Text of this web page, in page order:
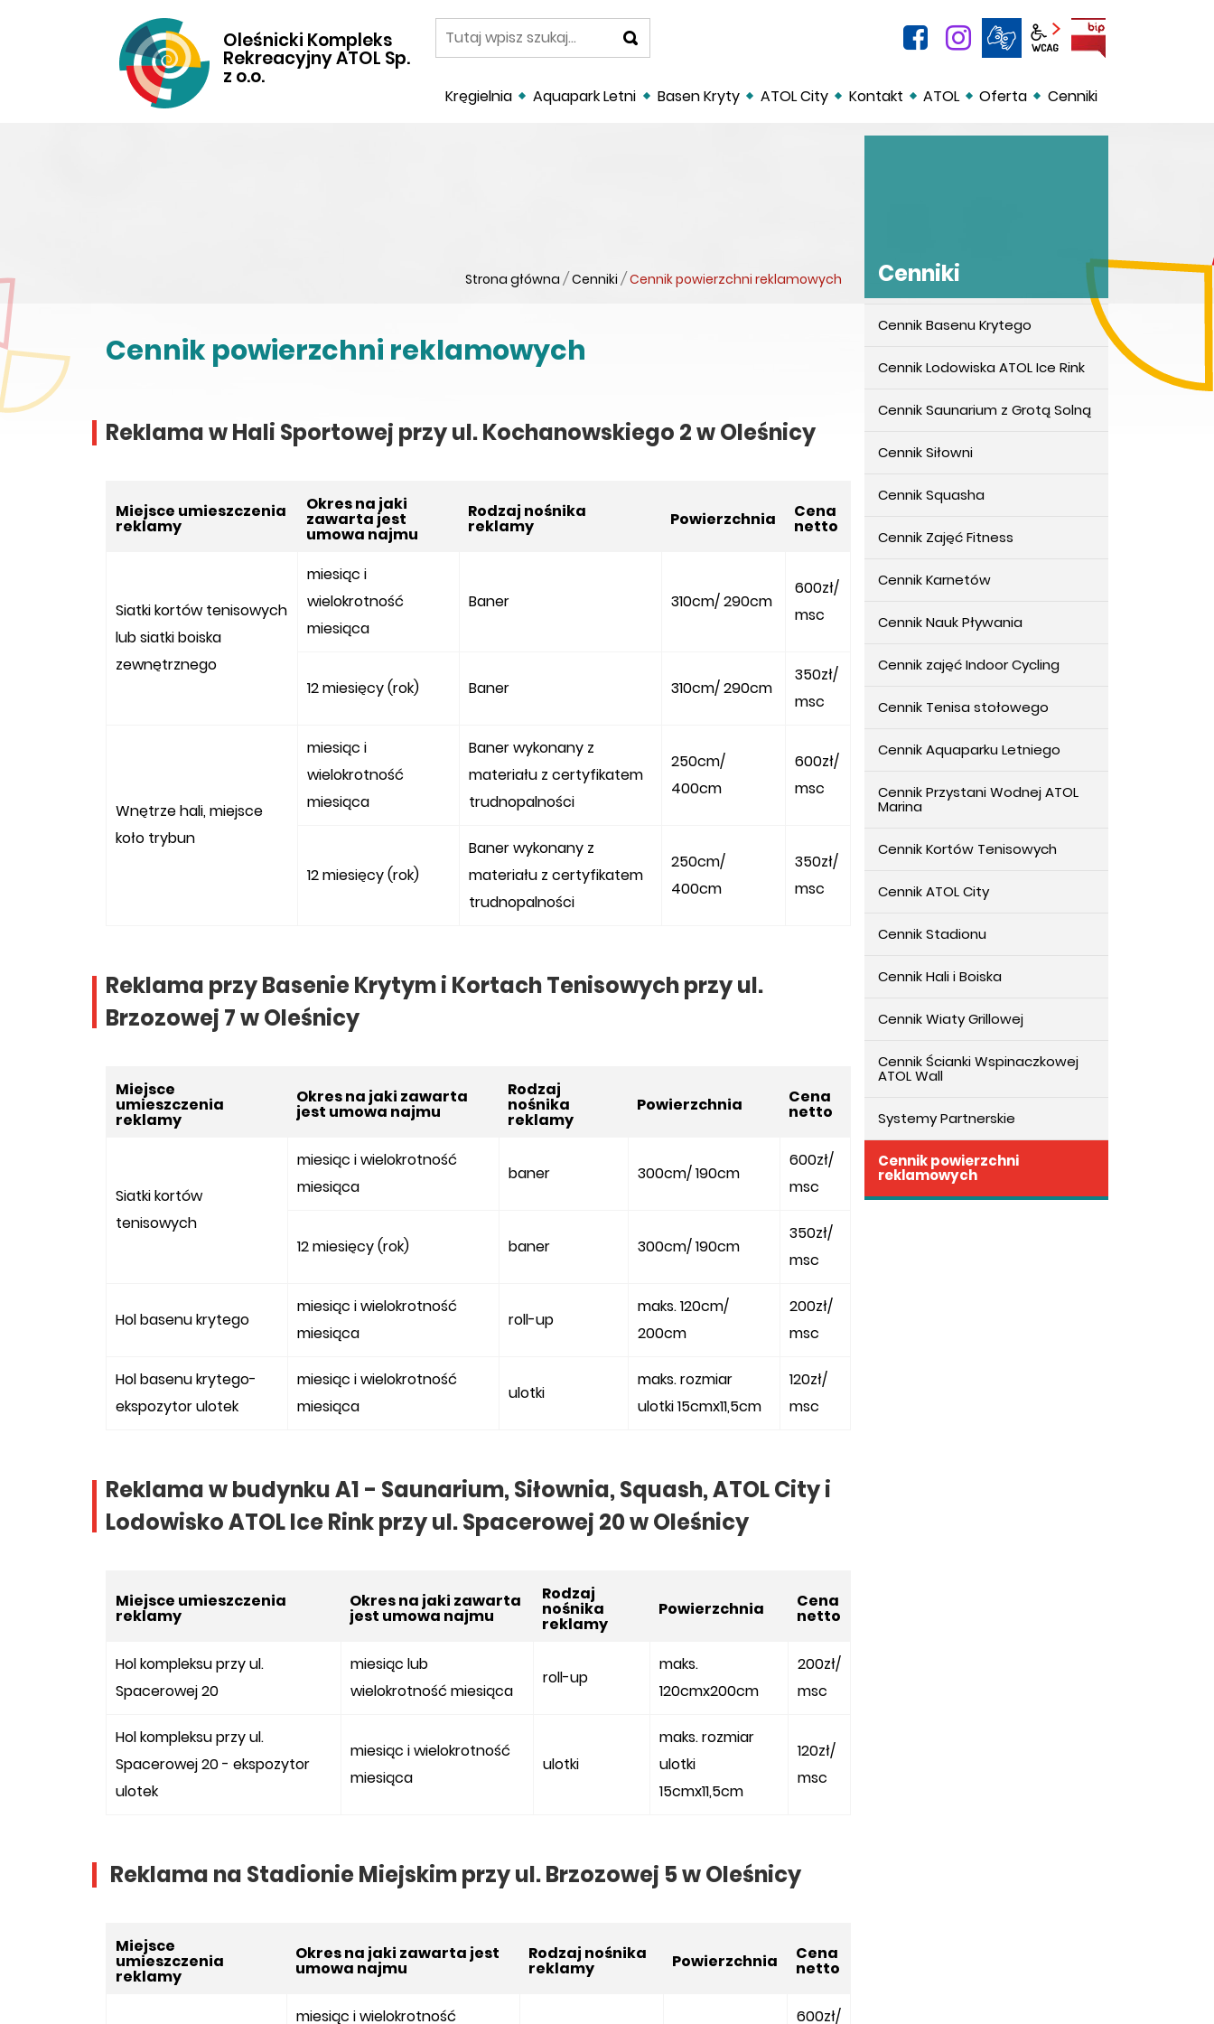
Oleśnicki Kompleks
Rekreacyjny ATOL Sp.
z o.o.
szukaj facebookinstagram
Panel wcag
Kręgielnia Aquapark Letni Basen Kryty ATOL City Kontakt ATOL Oferta Cenniki
Strona główna / Cenniki / Cennik powierzchni reklamowych Cenniki
Cennik powierzchni reklamowych
Reklama w Hali Sportowej przy ul. Kochanowskiego 2 w Oleśnicy
Miejsce umieszczenia
reklamy
Okres na jaki
zawarta jest
umowa najmu
Rodzaj nośnika
reklamy Powierzchnia Cena
netto
Siatki kortów tenisowych
lub siatki boiska
zewnętrznego
miesiąc i
wielokrotność
miesiąca
Baner 310cm/ 290cm
600zł/
msc
12 miesięcy (rok) Baner 310cm/ 290cm
350zł/
msc
Wnętrze hali, miejsce
koło trybun
miesiąc i
wielokrotność
miesiąca
Baner wykonany z
materiału z certyfikatem
trudnopalności
250cm/
400cm
600zł/
msc
12 miesięcy (rok)
Baner wykonany z
materiału z certyfikatem
trudnopalności
250cm/
400cm
350zł/
msc
Reklama przy Basenie Krytym i Kortach Tenisowych przy ul.
Brzozowej 7 w Oleśnicy
Miejsce
umieszczenia
reklamy
Okres na jaki zawarta
jest umowa najmu
Rodzaj
nośnika
reklamy
Powierzchnia Cena
netto
Siatki kortów
tenisowych
miesiąc i wielokrotność
miesiąca
baner 300cm/ 190cm
600zł/
msc
12 miesięcy (rok) baner 300cm/ 190cm
350zł/
msc
Hol basenu krytego
miesiąc i wielokrotność
miesiąca
roll-up
maks. 120cm/
200cm
200zł/
msc
Hol basenu krytego-
ekspozytor ulotek
miesiąc i wielokrotność
miesiąca
ulotki
maks. rozmiar
ulotki 15cmx11,5cm
120zł/
msc
Reklama w budynku A1 - Saunarium, Siłownia, Squash, ATOL City i
Lodowisko ATOL Ice Rink przy ul. Spacerowej 20 w Oleśnicy
Miejsce umieszczenia
reklamy
Okres na jaki zawarta
jest umowa najmu
Rodzaj
nośnika
reklamy
Powierzchnia Cena
netto
Hol kompleksu przy ul.
Spacerowej 20
miesiąc lub
wielokrotność miesiąca
roll-up
maks.
120cmx200cm
200zł/
msc
Hol kompleksu przy ul.
Spacerowej 20 - ekspozytor
ulotek
miesiąc i wielokrotność
miesiąca
ulotki
maks. rozmiar
ulotki
15cmx11,5cm
120zł/
msc
Reklama na Stadionie Miejskim przy ul. Brzozowej 5 w Oleśnicy
Miejsce
umieszczenia
reklamy
Okres na jaki zawarta jest
umowa najmu
Rodzaj nośnika
reklamy Powierzchnia Cena
netto
miesiąc i wielokrotność
600zł/
Cennik Basenu Krytego
Cennik Lodowiska ATOL Ice Rink
Cennik Saunarium z Grotą Solną
Cennik Siłowni
Cennik Squasha
Cennik Zajęć Fitness
Cennik Karnetów
Cennik Nauk Pływania
Cennik zajęć Indoor Cycling
Cennik Tenisa stołowego
Cennik Aquaparku Letniego
Cennik Przystani Wodnej ATOL
Marina
Cennik Kortów Tenisowych
Cennik ATOL City
Cennik Stadionu
Cennik Hali i Boiska
Cennik Wiaty Grillowej
Cennik Ścianki Wspinaczkowej
ATOL Wall
Systemy Partnerskie
Cennik powierzchni
reklamowych